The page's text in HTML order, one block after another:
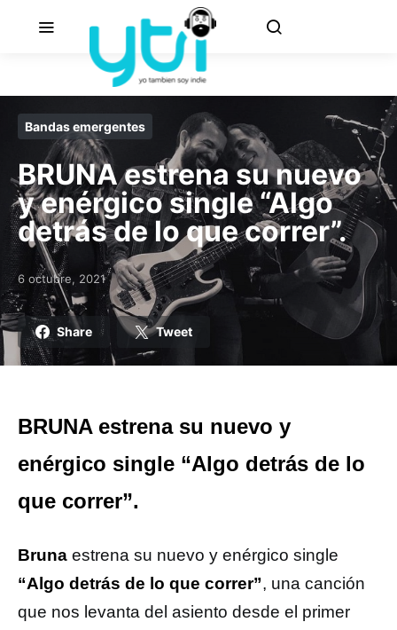
Bandas emergentes
BRUNA estrena su nuevo
y enérgico single “Algo
detrás de lo que correr”.
Posted on
6 octubre, 2021
Share Tweet
BRUNA estrena su nuevo y
enérgico single “Algo detrás de lo
que correr”.
Bruna estrena su nuevo y enérgico single
“Algo detrás de lo que correr”, una canción
que nos levanta del asiento desde el primer